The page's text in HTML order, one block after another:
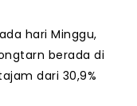
hari Minggu,
berada di
dari 30,9%